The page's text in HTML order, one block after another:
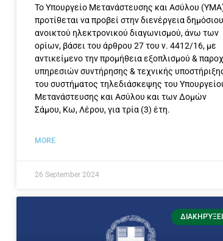
Το Υπουργείο Μετανάστευσης και Ασύλου
προτίθεται να προβεί στην διενέργεια δημόσιου
ανοικτού ηλεκτρονικού διαγωνισμού, άνω των
ορίων, βάσει του άρθρου 27 του ν. 4412/16, με
αντικείμενο την προμήθεια εξοπλισμού &
υπηρεσιών συντήρησης & τεχνικής
του συστήματος τηλεδιάσκεψης του
Μετανάστευσης και Ασύλου και των Δομών
Σάμου, Κω, Λέρου, για τρία (3) έτη.
MORE
26 September 2024